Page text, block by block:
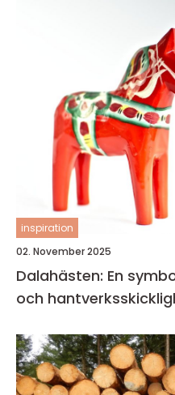
inspiration
02. November 2025
Dalahästen: En
och